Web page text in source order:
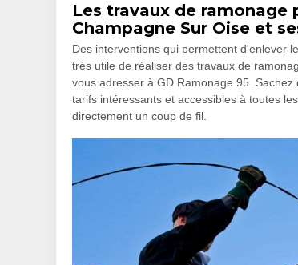
Les travaux de ramonage
Champagne Sur Oise et
Des interventions qui permettent d'enlever
très utile de réaliser des travaux de
vous adresser à GD Ramonage 95.
tarifs intéressants et accessibles à toutes
directement un coup de fil.